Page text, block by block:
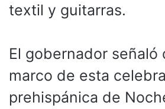
textil y guitarras.
El gobernador señaló
marco de esta
prehispánica de